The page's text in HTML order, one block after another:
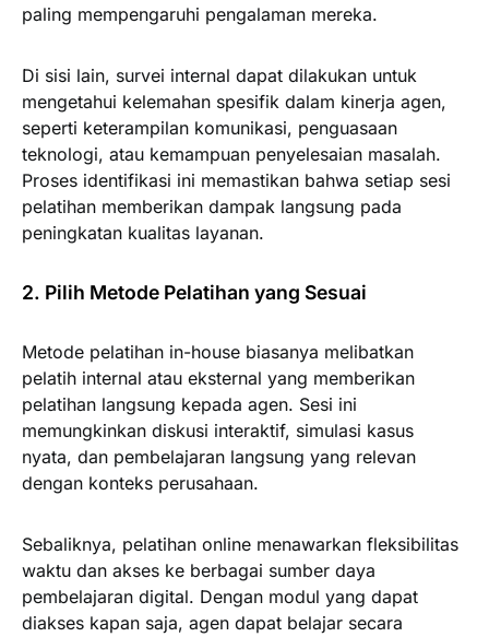
paling mempengaruhi pengalaman mereka.
Di sisi lain, survei internal dapat dilakukan untuk
mengetahui kelemahan spesifik dalam kinerja agen,
seperti keterampilan komunikasi, penguasaan
teknologi, atau kemampuan penyelesaian masalah.
Proses identifikasi ini memastikan bahwa setiap sesi
pelatihan memberikan dampak langsung pada
peningkatan kualitas layanan.
2. Pilih Metode Pelatihan yang Sesuai
Metode pelatihan in-house biasanya melibatkan
pelatih internal atau eksternal yang memberikan
pelatihan langsung kepada agen. Sesi ini
memungkinkan diskusi interaktif, simulasi kasus
nyata, dan pembelajaran langsung yang relevan
dengan konteks perusahaan.
Sebaliknya, pelatihan online menawarkan fleksibilitas
waktu dan akses ke berbagai sumber daya
pembelajaran digital. Dengan modul yang dapat
diakses kapan saja, agen dapat belajar secara